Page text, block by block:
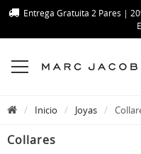
Entrega Gratuita 2 Pares |
Inicio Joyas
Collares